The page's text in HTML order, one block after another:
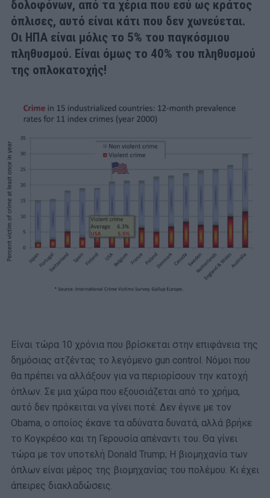
δολοφόνων, από τα χέρια που εσύ ως κράτος
όπλισες, αυτό είναι κάτι που δεν χωνεύεται.
Οι ΗΠΑ είναι μόλις το 5% του παγκόσμιου
πληθυσμού. Είναι όμως το 40% του πληθυσμού
της οπλοκατοχής!
Είναι τώρα 10 χρόνια που βρίσκεται στην επιφάνεια της
δημόσιας ατζέντας το λεγόμενο gun control. Νόμοι που
θα πρέπει να αλλάξουν για να περιορίσουν την κατοχή
όπλων. Σε μια χώρα που εξουσιάζεται από το χρήμα,
αυτό δεν πρόκειται να γίνει ποτέ. Δεν έγινε με τον
Obama, ο οποίος έκανε τα αδύνατα δυνατά, αλλά βρήκε
το Κογκρέσο και τη Γερουσία απέναντι του. Θα γίνει
τώρα με τον υποτελή Donald Trump; Η βιομηχανία των
όπλων είναι μέρος της βιομηχανίας του πολέμου. Κι έχει
άπειρες διακλαδώσεις.